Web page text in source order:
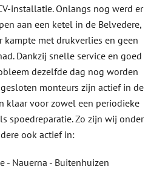
installatie. Onlangs nog werd er
aan een ketel in de Belvedere,
kampte met drukverlies en geen
Dankzij snelle service en goed
dezelfde dag nog worden
monteurs zijn actief in de
klaar voor zowel een periodieke
spoedreparatie. Zo zijn wij onder
ook actief in:
- Nauerna - Buitenhuizen